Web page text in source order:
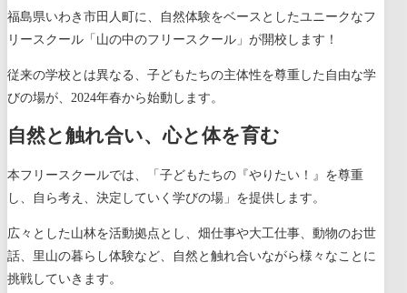
福島県いわき市田人町に、自然体験をベースとしたユニークなフ
リースクール「山の中のフリースクール」が開校します！
従来の学校とは異なる、子どもたちの主体性を尊重した自由な学
びの場が、2024年春から始動します。
自然と触れ合い、心と体を育む
本フリースクールでは、「子どもたちの『やりたい！』を尊重
し、自ら考え、決定していく学びの場」を提供します。
広々とした山林を活動拠点とし、畑仕事や大工仕事、動物のお世
話、里山の暮らし体験など、自然と触れ合いながら様々なことに
挑戦していきます。